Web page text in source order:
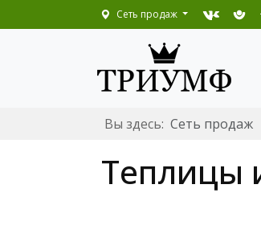
Сеть продаж
Вы здесь: Сеть продаж
Теплицы